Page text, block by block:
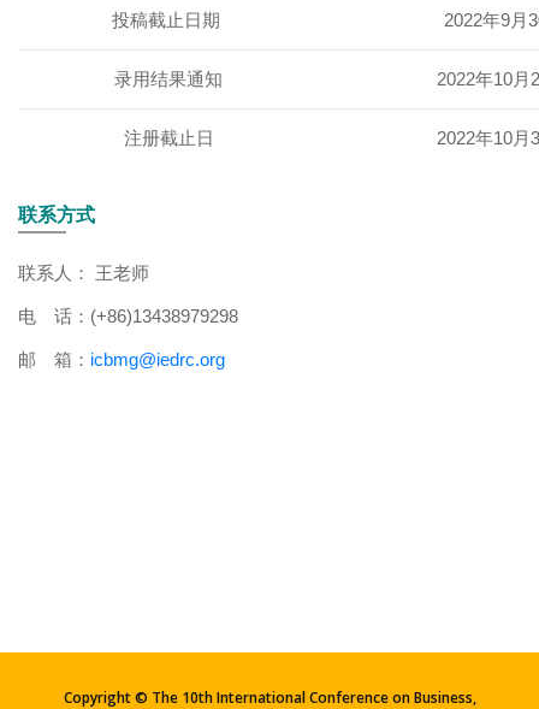
投稿截止日期 2022年9月
录用结果通知 2022年10
注册截止日 2022年10
联系方式
联系人： 王老师
电 话：(+86)13438979298
邮 箱： icbmg@iedrc.org
Copyright © The 10th International Conference on Business,